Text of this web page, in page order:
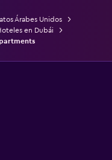
Árabes Unidos
en Dubái